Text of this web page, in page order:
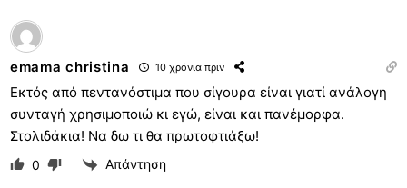
emama christina 10 χρόνια πριν
Εκτός από πεντανόστιμα που σίγουρα είναι γιατί ανάλογη
συνταγή χρησιμοποιώ κι εγώ, είναι και πανέμορφα.
Στολιδάκια! Να δω τι θα πρωτοφτιάξω!
0 Απάντηση